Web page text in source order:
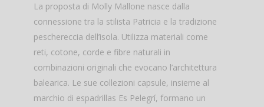
La proposta di Molly Mallone nasce dalla
connessione tra la stilista Patricia e la tradizione
peschereccia dell’isola. Utilizza materiali come
reti, cotone, corde e fibre naturali in
combinazioni originali che evocano l’architettura
balearica. Le sue collezioni capsule, insieme al
marchio di espadrillas Es Pelegrí, formano un